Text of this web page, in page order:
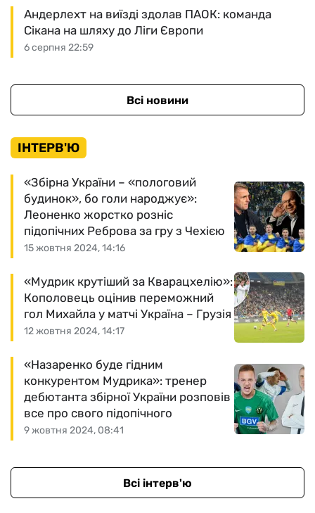
6 серпня 22:59
Андерлехт на виїзді здолав ПАОК: команда
Сікана на шляху до Ліги Європи
Всі новини
ІНТЕРВ'Ю
15 жовтня 2024, 14:16
«Збірна України – «пологовий
будинок», бо голи народжує»:
Леоненко жорстко розніс
підопічних Реброва за гру з Чехією
12 жовтня 2024, 14:17
«Мудрик крутіший за Кварацхелію»:
Кополовець оцінив переможний
гол Михайла у матчі Україна – Грузія
9 жовтня 2024, 08:41
«Назаренко буде гідним
конкурентом Мудрика»: тренер
дебютанта збірної України розповів
все про свого підопічного
Всі інтерв'ю